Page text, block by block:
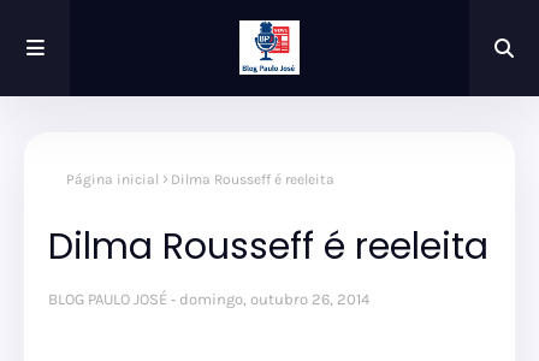
Página inicial Dilma Rousseff é reeleita
Dilma Rousseff é reeleita
BLOG PAULO JOSÉ domingo, outubro 26, 2014